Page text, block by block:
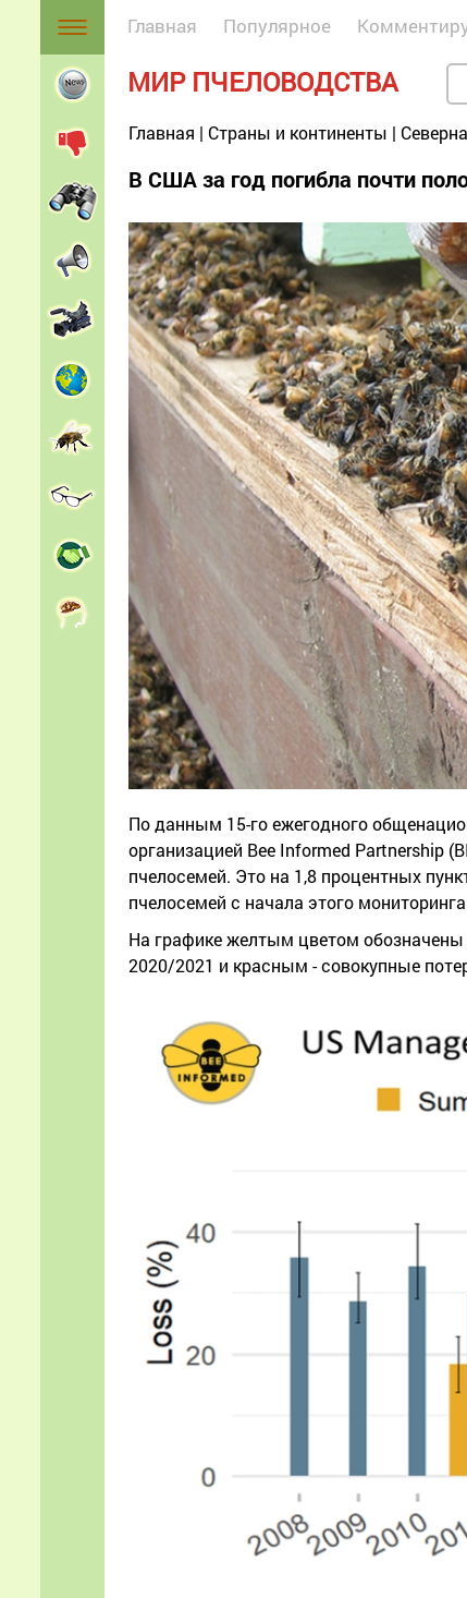
Главная Популярное
МИР ПЧЕЛОВОДСТВА
Главная | Страны и континенты |
В США за год погибла почти
По данным 15-го ежегодного
организацией Bee Informed Partnership
пчелосемей. Это на 1,8 процентных
пчелосемей с начала этого
На графике желтым цветом обозначены
2020/2021 и красным - совокупные